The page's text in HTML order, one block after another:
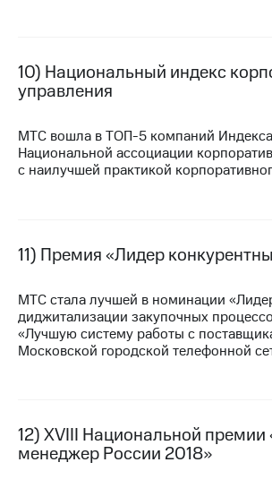
10) Национальный индекс
управления
МТС вошла вТОП-5 компаний
Национальной ассоциации
с наилучшей практикой
11) Премия «Лидер
МТС стала лучшей в номинации
диджитализации закупочных
«Лучшую систему работы с
Московской городской телефонной
12) XVIII Национальной
менеджер России 2018»